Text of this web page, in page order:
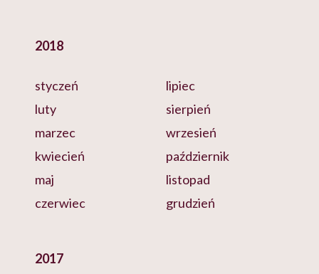
2018
styczeń
luty
marzec
kwiecień
maj
czerwiec
lipiec
sierpień
wrzesień
październik
listopad
grudzień
2017